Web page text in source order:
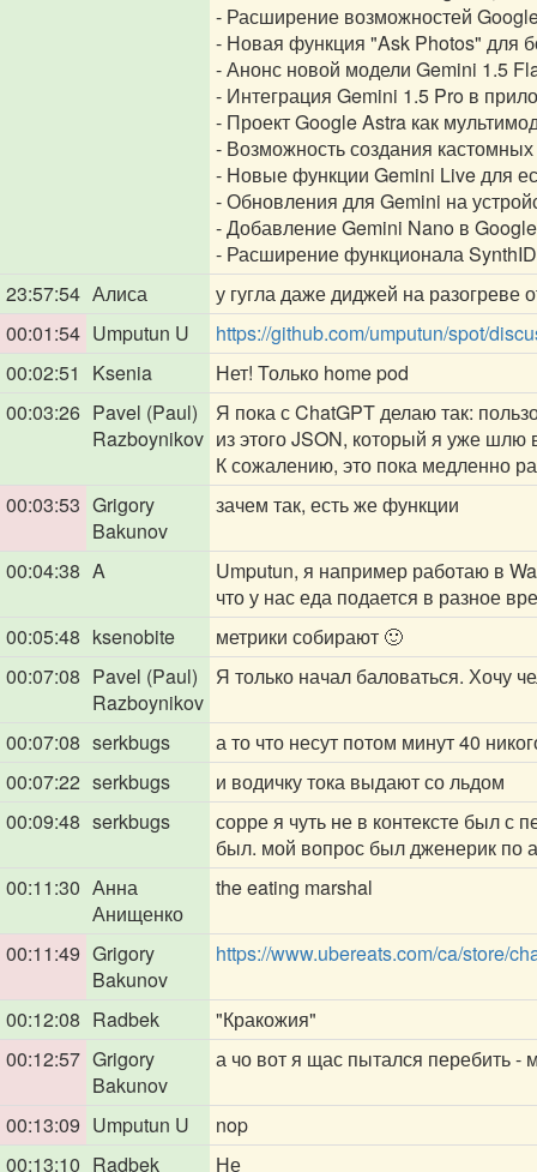
- Расширение возможностей
- Новая функция "Ask Photos" для
- Анонс новой модели Gemini 1.5
- Интеграция Gemini 1.5 Pro в
- Проект Google Astra как
- Возможность создания
- Новые функции Gemini Live для
- Обновления для Gemini на
- Добавление Gemini Nano в
- Расширение функционала
23:57:54 Алиса
у гугла даже диджей на разогреве
00:01:54 Umputun U
https://github.com/umputun/spot/
00:02:51
Ksenia
Нет! Только home pod
00:03:26 Pavel (Paul)
Razboynikov
Я пока с ChatGPT делаю так:
из этого JSON, который я уже шлю
К сожалению, это пока медленно
00:03:53 Grigory
Bakunov
зачем так, есть же функции
00:04:38 A
Umputun, я например работаю в
что у нас еда подается в разное
00:05:48 ksenobite
метрики собирают 🙂
00:07:08 Pavel (Paul)
Razboynikov
Я только начал баловаться. Хочу
00:07:08 serkbugs
а то что несут потом минут 40
00:07:22 serkbugs
и водичку тока выдают со льдом
00:09:48 serkbugs
сорре я чуть не в контексте был с
был. мой вопрос был дженерик по
00:11:30 Анна
Анищенко
the eating marshal
00:11:49 Grigory
Bakunov
https://www.ubereats.com/ca/store/
00:12:08 Radbek
"Кракожия"
00:12:57 Grigory
Bakunov
а чо вот я щас пытался перебить
00:13:09 Umputun U
nop
00:13:10 Radbek Не